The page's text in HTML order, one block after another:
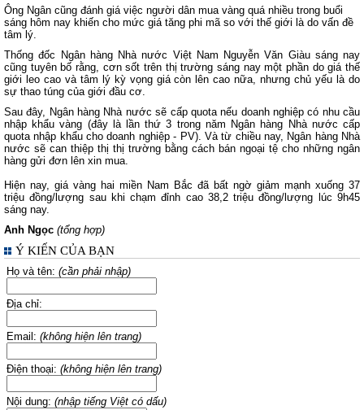
Ông Ngân cũng đánh giá việc người dân mua vàng quá nhiều trong buổi
sáng hôm nay khiến cho mức giá tăng phi mã so với thế giới là do vấn đề
tâm lý.
Thống đốc Ngân hàng Nhà nước Việt Nam Nguyễn Văn Giàu sáng nay
cũng tuyên bố rằng, cơn sốt trên thị trường sáng nay một phần do giá thế
giới leo cao và tâm lý kỳ vọng giá còn lên cao nữa, nhưng chủ yếu là do
sự thao túng của giới đầu cơ.
Sau đây, Ngân hàng Nhà nước sẽ cấp quota nếu doanh nghiệp có nhu cầu
nhập khẩu vàng (đây là lần thứ 3 trong năm Ngân hàng Nhà nước cấp
quota nhập khẩu cho doanh nghiệp - PV). Và từ chiều nay, Ngân hàng Nhà
nước sẽ can thiệp thị thị trường bằng cách bán ngoại tệ cho những ngân
hàng gửi đơn lên xin mua.
Hiện nay, giá vàng hai miền Nam Bắc đã bất ngờ giảm mạnh xuống 37
triệu đồng/lượng sau khi chạm đỉnh cao 38,2 triệu đồng/lượng lúc 9h45
sáng nay.
Anh Ngọc (tổng hợp)
Ý KIẾN CỦA BẠN
Họ và tên: (cần phải nhập)
Địa chỉ:
Email: (không hiện lên trang)
Điện thoại: (không hiện lên trang)
Nội dung: (nhập tiếng Việt có dấu)